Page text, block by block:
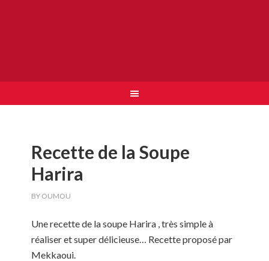
Recette de la Soupe
Harira
BY OUMOU
Une recette de la soupe Harira , très simple à
réaliser et super délicieuse… Recette proposé par
Mekkaoui.